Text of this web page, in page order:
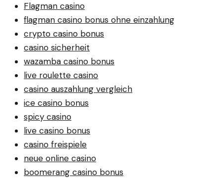
Flagman casino
flagman casino bonus ohne einzahlung
crypto casino bonus
casino sicherheit
wazamba casino bonus
live roulette casino
casino auszahlung vergleich
ice casino bonus
spicy casino
live casino bonus
casino freispiele
neue online casino
boomerang casino bonus